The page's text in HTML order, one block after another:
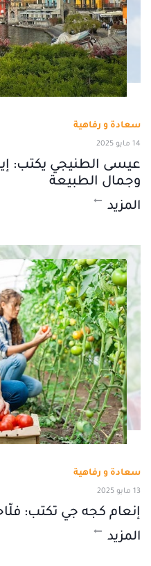
سعادة و رفاهية
14 مايو 2025
عيسى الطنيجي يكتب:
وجمال الطبيعة
المزيد
سعادة و رفاهية
13 مايو 2025
إنعام كجه جي تكتب:
المزيد